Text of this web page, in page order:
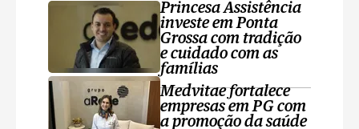
Princesa Assistência
investe em Ponta
Grossa com tradição
e cuidado com as
famílias
Medvitae fortalece
empresas em PG com
a promoção da saúde